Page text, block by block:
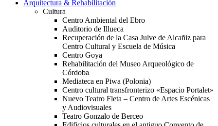
Arquitectura & Rehabilitación
Cultura
Centro Ambiental del Ebro
Auditorio de Illueca
Recuperación de la Casa Julve de Alcañiz para
Centro Cultural y Escuela de Música
Centro Goya
Rehabilitación del Museo Arqueológico de
Córdoba
Mediateca en Piwa (Polonia)
Centro cultural transfronterizo «Espacio Portalet»
Nuevo Teatro Fleta – Centro de Artes Escénicas
y Audiovisuales
Teatro Gonzalo de Berceo